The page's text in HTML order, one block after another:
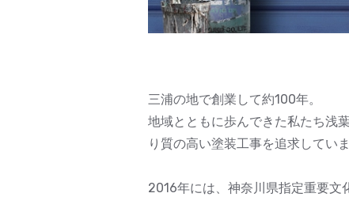
三浦の地で創業して約100年。
地域とともに歩んできた私たち浅
り質の高い塗装工事を追求していま
2016年には、神奈川県指定重要文